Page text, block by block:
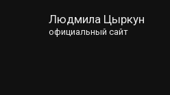
Людмила Цыркун
официальный сайт